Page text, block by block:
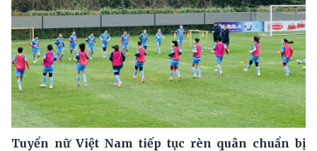
Tuyển nữ Việt Nam tiếp tục rèn quân chuẩn bị